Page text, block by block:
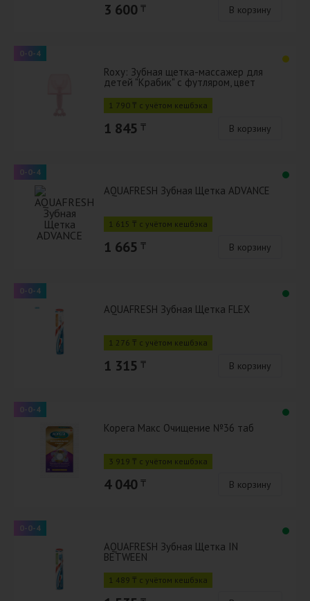
3 600 ₸ В корзину
0-0-4
Roxy: Зубная щетка-массажер для
детей "Крабик" с футляром, цвет
1 790 ₸ с учётом кешбэка
1 845 ₸ В корзину
0-0-4
AQUAFRESH Зубная Щетка ADVANCE
1 615 ₸ с учётом кешбэка
1 665 ₸ В корзину
0-0-4
AQUAFRESH Зубная Щетка FLEX
1 276 ₸ с учётом кешбэка
1 315 ₸ В корзину
0-0-4
Корега Макс Очищение №36 таб
3 919 ₸ с учётом кешбэка
4 040 ₸ В корзину
0-0-4
AQUAFRESH Зубная Щетка IN
BETWEEN
1 489 ₸ с учётом кешбэка